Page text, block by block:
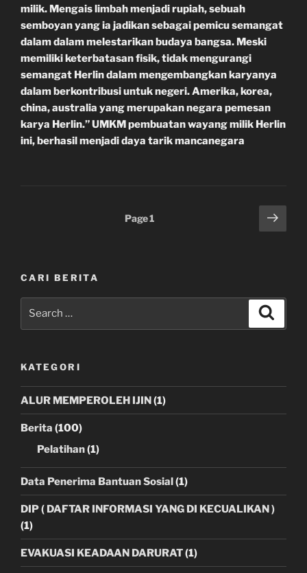
milik. Mengais limbah menjadi rupiah, sebuah
semboyan yang ia jadikan sebagai pemicu semangat
dalam dalam melestarikan budaya bangsa. Meski
memiliki keterbatasan fisik, tidak mengurangi
semangat Herlin dalam mengembangkan karyanya
dalam berkontribusi untuk negeri. Amerika, korea,
china, australia yang merupakan negara pemesan
karya Herlin.” UMKM pembuatan wayang milik Herlin
ini, berhasil menjadi daya tarik mancanegara
Page1
Next
page
CARI BERITA
KATEGORI
ALUR MEMPEROLEH IJIN(1)
Berita (100)
Pelatihan(1)
Data Penerima Bantuan Sosial(1)
DIP ( DAFTAR INFORMASI YANG DI KECUALIKAN )
(1)
EVAKUASI KEADAAN DARURAT(1)